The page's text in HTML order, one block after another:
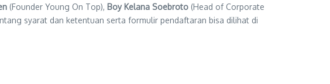
(Founder Young On Top), Boy Kelana Soebroto (Head of Corporate
syarat dan ketentuan serta formulir pendaftaran bisa dilihat di